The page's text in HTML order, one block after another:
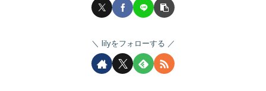
lilyをフォローする